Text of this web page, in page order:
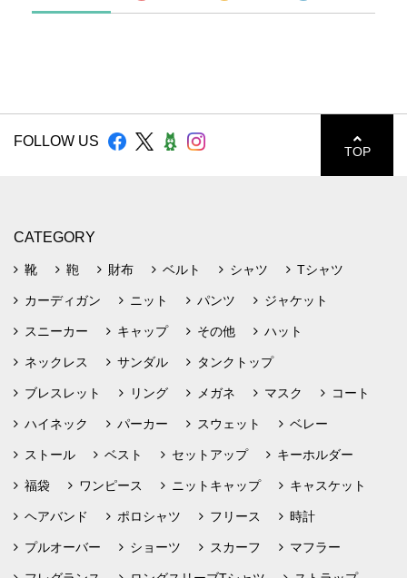
FOLLOW US
TOP
CATEGORY
靴 鞄 財布 ベルト シャツ Tシャツ
カーディガン ニット パンツ ジャケット
スニーカー キャップ その他 ハット
ネックレス サンダル タンクトップ
ブレスレット リング メガネ マスク コート
ハイネック パーカー スウェット ベレー
ストール ベスト セットアップ キーホルダー
福袋 ワンピース ニットキャップ キャスケット
ヘアバンド ポロシャツ フリース 時計
プルオーバー ショーツ スカーフ マフラー